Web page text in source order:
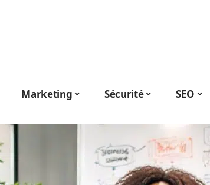
Marketing Sécurité SEO